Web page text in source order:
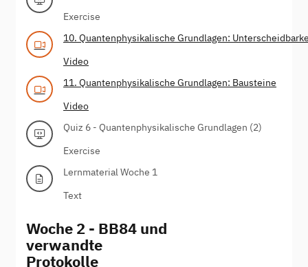
Exercise
10. Quantenphysikalische Grundlagen:
Video
11. Quantenphysikalische Grundlagen: Bausteine
Video
Quiz 6 - Quantenphysikalische Grundlagen (2)
Exercise
Lernmaterial Woche 1
Text
Woche 2 - BB84 und
verwandte
Protokolle